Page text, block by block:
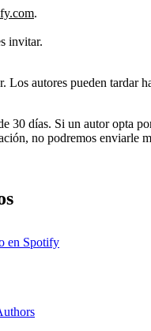
.
invitar.
Los autores pueden tardar
30 días. Si un autor opta
no podremos enviarle
en Spotify